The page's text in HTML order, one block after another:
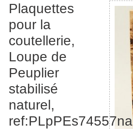
Plaquettes
pour la
coutellerie,
Loupe de
Peuplier
stabilisé
naturel,
ref:PLpPEs74557na